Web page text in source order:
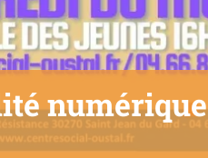
numérique